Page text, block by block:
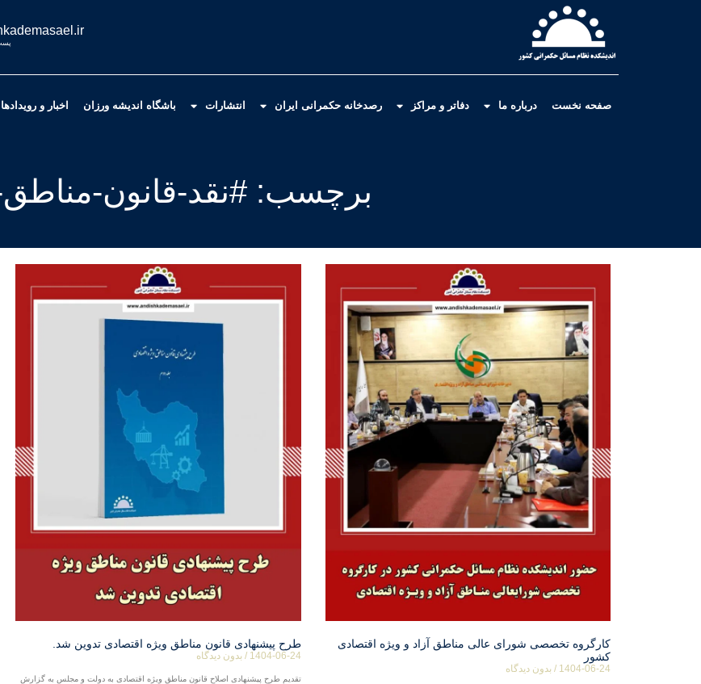
صفحه نخست درباره ما دفاتر و مراکز رصدخانه حکمرانی ایران انتشارات باشگاه اندیشه ورزان اخبار و رویدادها
برچسب: #نقد-قانون-مناطق-
کارگروه تخصصی شورای عالی مناطق آزاد و ویژه اقتصادی
کشور
1404-06-24 بدون دیدگاه
طرح پیشنهادی قانون مناطق ویژه اقتصادی تدوین شد.
1404-06-24 بدون دیدگاه
تقدیم طرح پیشنهادی اصلاح قانون مناطق ویژه اقتصادی به دولت و مجلس به گزارش